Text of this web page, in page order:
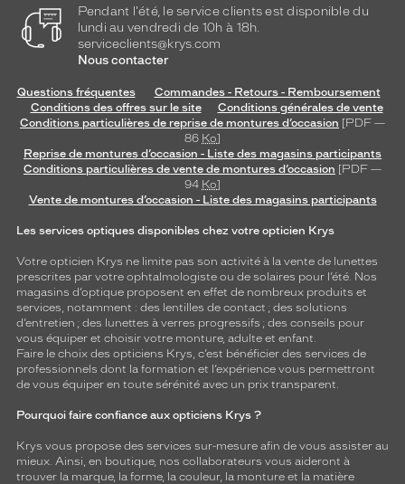
Pendant l'été, le service clients est disponible du
lundi au vendredi de 10h à 18h.
serviceclients@krys.com
Nous contacter
Questions fréquentes
Commandes - Retours - Remboursement
Conditions des offres sur le site
Conditions générales de vente
Conditions particulières de reprise de montures d’occasion [PDF —
86 Ko]
Reprise de montures d’occasion - Liste des magasins participants
Conditions particulières de vente de montures d’occasion [PDF —
94 Ko]
Vente de montures d’occasion - Liste des magasins participants
Les services optiques disponibles chez votre opticien Krys
Votre opticien Krys ne limite pas son activité à la vente de lunettes
prescrites par votre ophtalmologiste ou de solaires pour l’été. Nos
magasins d’optique proposent en effet de nombreux produits et
services, notamment : des lentilles de contact ; des solutions
d’entretien ; des lunettes à verres progressifs ; des conseils pour
vous équiper et choisir votre monture, adulte et enfant.
Faire le choix des opticiens Krys, c’est bénéficier des services de
professionnels dont la formation et l’expérience vous permettront
de vous équiper en toute sérénité avec un prix transparent.
Pourquoi faire confiance aux opticiens Krys ?
Krys vous propose des services sur-mesure afin de vous assister au
mieux. Ainsi, en boutique, nos collaborateurs vous aideront à
trouver la marque, la forme, la couleur, la monture et la matière